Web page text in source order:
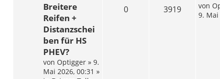
Breitere
Reifen +
Distanzschei
ben für HS
PHEV?
von Optigger » 9.
Mai 2026, 00:31 »
0 3919 von
9. Mai